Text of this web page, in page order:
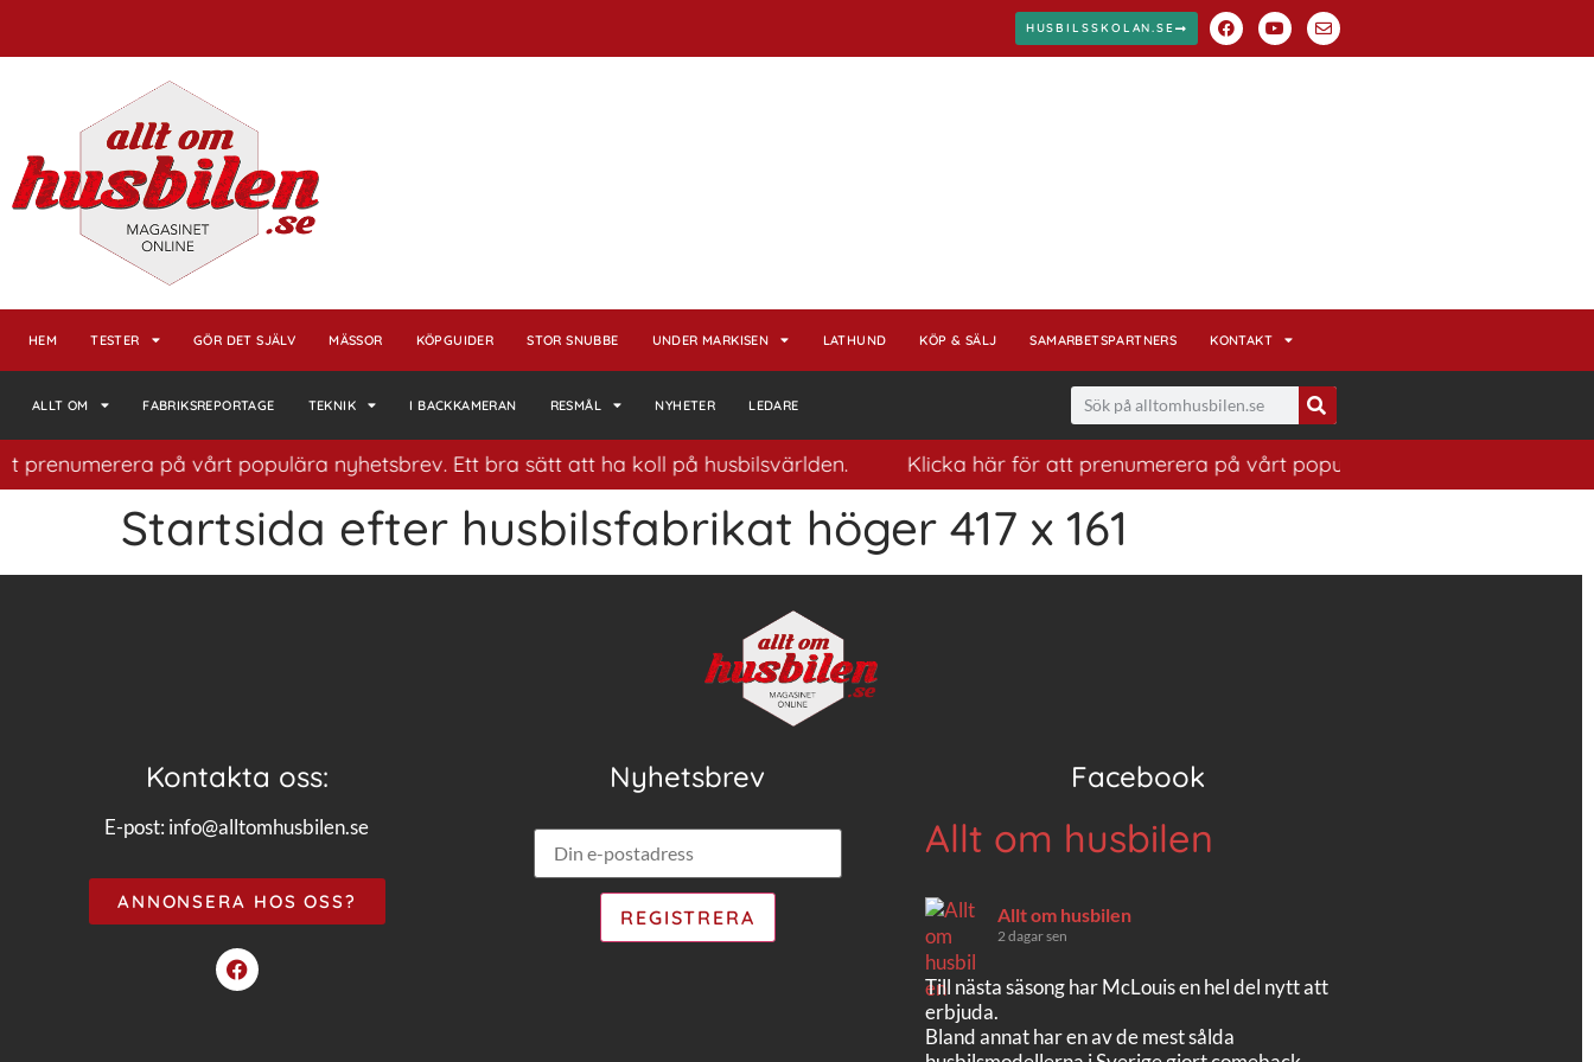
HUSBILSSKOLAN.SE
HEM TESTER GÖR DET SJÄLV MÄSSOR KÖPGUIDER STOR SNUBBE UNDER MARKISEN LATHUND KÖP & SÄLJ SAMARBETSPARTNERS KONTAKT
ALLT OM FABRIKSREPORTAGE TEKNIK I BACKKAMERAN RESMÅL NYHETER LEDARE
på vårt populära nyhetsbrev. Ett bra sätt att ha koll på husbilsvärlden. Klicka här för att prenumerera på vårt populära nyhetsbrev. Ett bra
Startsida efter husbilsfabrikat höger 417 x 161
Kontakta oss:
E-post: info@alltomhusbilen.se
ANNONSERA HOS OSS?
Nyhetsbrev Facebook
Allt om husbilen
Allt om husbilen
2 dagar sen
Till nästa säsong har McLouis en hel del nytt att
erbjuda.
Bland annat har en av de mest sålda